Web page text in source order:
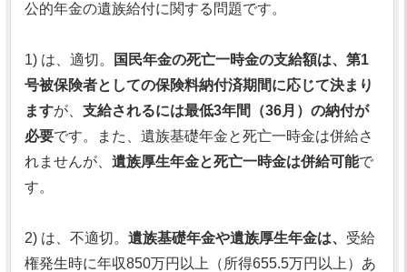
公的年金の遺族給付に関する問題です。
1) は、適切。
国民年金の死亡一時金の支給額は、第1
号被保険者としての保険料納付済期間に応じて決まり
ますが、 支給されるには最低3年間（36月）の納付が
必要です。また、遺族基礎年金と死亡一時金は併給さ
れませんが、 遺族厚生年金と死亡一時金は併給可能で
す。
2) は、不適切。 遺族基礎年金や遺族厚生年金は、 受給
権発生時に年収850万円以上（所得655.5万円以上）あ